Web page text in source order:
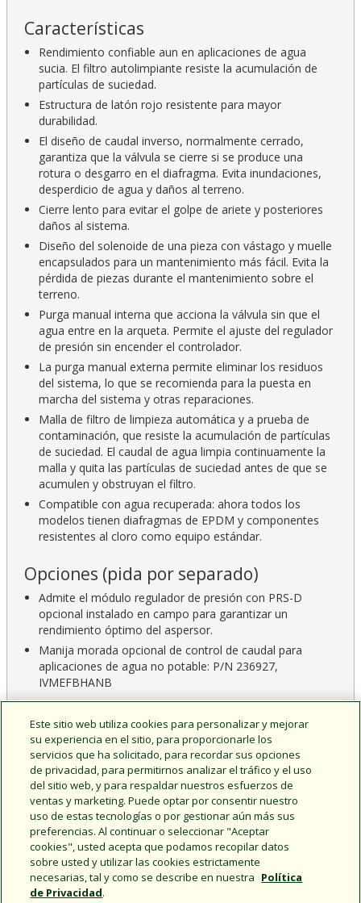
Características
Rendimiento confiable aun en aplicaciones de agua
sucia. El filtro autolimpiante resiste la acumulación de
partículas de suciedad.
Estructura de latón rojo resistente para mayor
durabilidad.
El diseño de caudal inverso, normalmente cerrado,
garantiza que la válvula se cierre si se produce una
rotura o desgarro en el diafragma. Evita inundaciones,
desperdicio de agua y daños al terreno.
Cierre lento para evitar el golpe de ariete y posteriores
daños al sistema.
Diseño del solenoide de una pieza con vástago y muelle
encapsulados para un mantenimiento más fácil. Evita la
pérdida de piezas durante el mantenimiento sobre el
terreno.
Purga manual interna que acciona la válvula sin que el
agua entre en la arqueta. Permite el ajuste del regulador
de presión sin encender el controlador.
La purga manual externa permite eliminar los residuos
del sistema, lo que se recomienda para la puesta en
marcha del sistema y otras reparaciones.
Malla de filtro de limpieza automática y a prueba de
contaminación, que resiste la acumulación de partículas
de suciedad. El caudal de agua limpia continuamente la
malla y quita las partículas de suciedad antes de que se
acumulen y obstruyan el filtro.
Compatible con agua recuperada: ahora todos los
modelos tienen diafragmas de EPDM y componentes
resistentes al cloro como equipo estándar.
Opciones (pida por separado)
Admite el módulo regulador de presión con PRS-D
opcional instalado en campo para garantizar un
rendimiento óptimo del aspersor.
Manija morada opcional de control de caudal para
aplicaciones de agua no potable: P/N 236927,
IVMEFBHANB
CAD & Documents Product Home
Este sitio web utiliza cookies para personalizar y mejorar
su experiencia en el sitio, para proporcionarle los
servicios que ha solicitado, para recordar sus opciones
de privacidad, para permitirnos analizar el tráfico y el uso
del sitio web, y para respaldar nuestros esfuerzos de
ventas y marketing. Puede optar por consentir nuestro
uso de estas tecnologías o por gestionar aún más sus
preferencias. Al continuar o seleccionar "Aceptar
cookies", usted acepta que podamos recopilar datos
sobre usted y utilizar las cookies estrictamente
necesarias, tal y como se describe en nuestra Política
de Privacidad.